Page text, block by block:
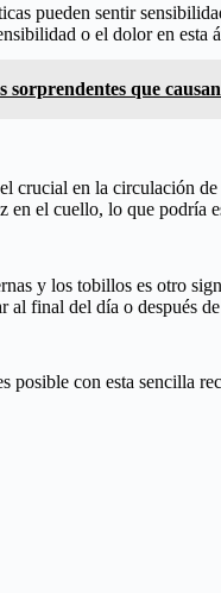
pueden sentir
o el dolor en esta
sorprendentes que
crucial en la circulación
en el cuello, lo que
y los tobillos es otro
al final del día o después
posible con esta sencilla